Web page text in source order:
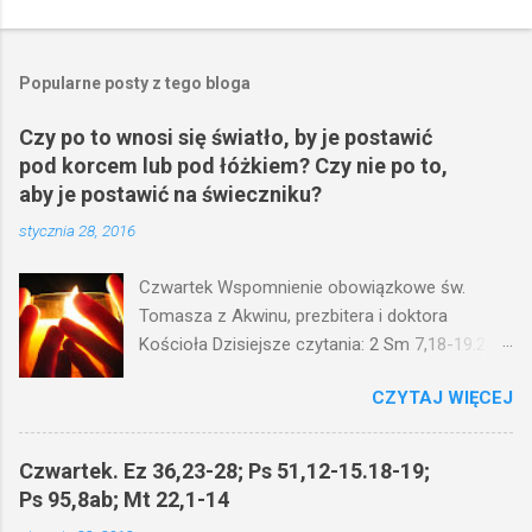
Popularne posty z tego bloga
Czy po to wnosi się światło, by je postawić
pod korcem lub pod łóżkiem? Czy nie po to,
aby je postawić na świeczniku?
stycznia 28, 2016
Czwartek Wspomnienie obowiązkowe św.
Tomasza z Akwinu, prezbitera i doktora
Kościoła Dzisiejsze czytania: 2 Sm 7,18-19.24-
(Mk 4,21-25) Jezus mówił ludowi: Czy po to
wnosi się światło, by je postawić pod korcem
na świeczniku? Nie ma bowiem nic ukrytego, co
by nie miało wyjść na jaw. Kto ma uszy do
CZYTAJ WIĘCEJ
Czwartek. Ez 36,23-28; Ps 51,12-15.18-19;
Ps 95,8ab; Mt 22,1-14